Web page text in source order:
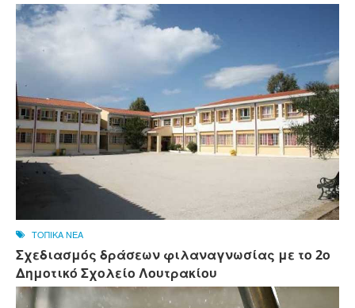
ΤΟΠΙΚΑ ΝΕΑ
Σχεδιασμός δράσεων φιλαναγνωσίας με το 2ο
Δημοτικό Σχολείο Λουτρακίου